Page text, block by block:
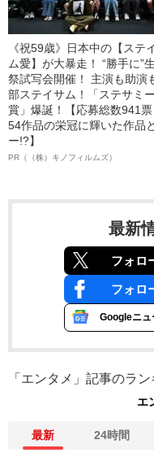
《祝59歳》日本中の【ステ
ム愛】が大暴走！ “勝手に”
祭試写会開催！ 主演も助演
部ステイサム！「ステサミー
賞」爆誕！【応募総数941
54作品の栄冠に輝いた作品
ー!?】
PR（（株）キノフィルムズ）
最新
フォロ
フォロ
Googleニュ
「エンタメ」記事のラ
エ
最新 24時間